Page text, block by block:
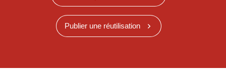
Publier une réutilisation